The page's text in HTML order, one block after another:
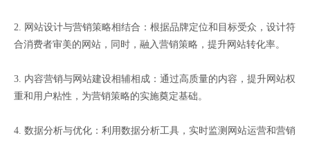
2. 网站设计与营销策略相结合：根据品牌定位和目标受众，设计符
合消费者审美的网站，同时，融入营销策略，提升网站转化率。
3. 内容营销与网站建设相辅相成：通过高质量的内容，提升网站权
重和用户粘性，为营销策略的实施奠定基础。
4. 数据分析与优化：利用数据分析工具，实时监测网站运营和营销